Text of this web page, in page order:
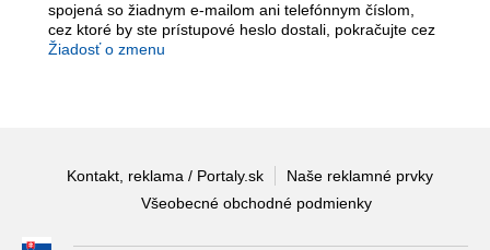
spojená so žiadnym e-mailom ani telefónnym číslom,
cez ktoré by ste prístupové heslo dostali, pokračujte cez
Žiadosť o zmenu
Kontakt, reklama / Portaly.sk
Naše reklamné prvky
Všeobecné obchodné podmienky